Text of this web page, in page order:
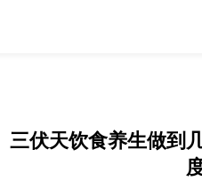
三伏天饮食养生做到